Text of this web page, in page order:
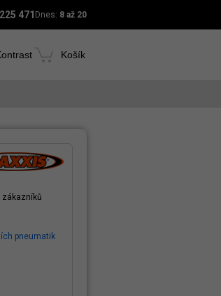
471 Dnes: 8 až 20
Košík
zákazníků
pneumatik